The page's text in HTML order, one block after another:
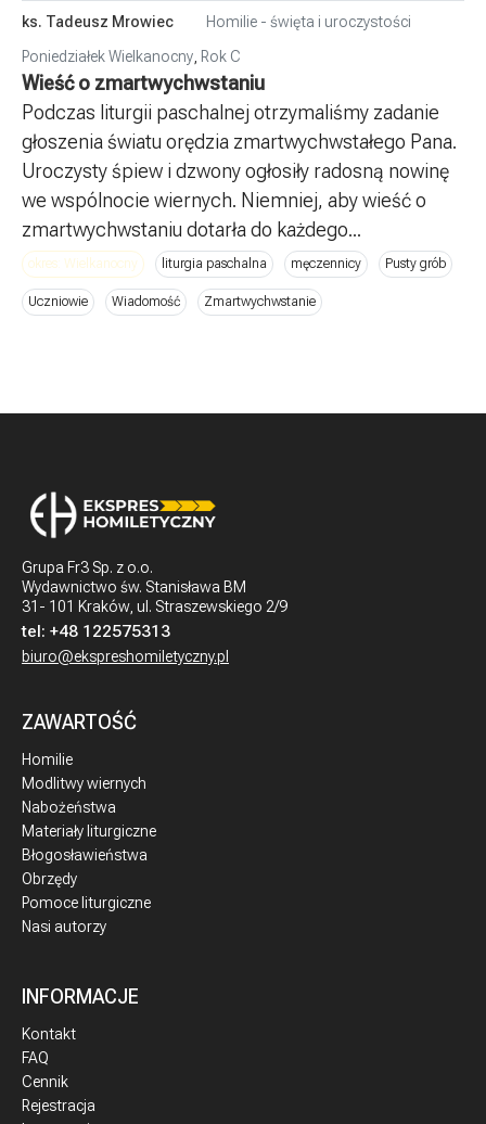
ks. Tadeusz Mrowiec
Homilie - święta i uroczystości
Poniedziałek Wielkanocny Rok C
Wieść o zmartwychwstaniu
Podczas liturgii paschalnej otrzymaliśmy zadanie
głoszenia światu orędzia zmartwychwstałego Pana.
Uroczysty śpiew i dzwony ogłosiły radosną nowinę
we wspólnocie wiernych. Niemniej, aby wieść o
zmartwychwstaniu dotarła do każdego...
okres: Wielkanocny liturgia paschalna męczennicy Pusty grób
Uczniowie Wiadomość Zmartwychwstanie
Grupa Fr3 Sp. z o.o.
Wydawnictwo św. Stanisława BM
31- 101 Kraków, ul. Straszewskiego 2/9
tel: +48 122575313
biuro@ekspreshomiletyczny.pl
ZAWARTOŚĆ
Homilie
Modlitwy wiernych
Nabożeństwa
Materiały liturgiczne
Błogosławieństwa
Obrzędy
Pomoce liturgiczne
Nasi autorzy
INFORMACJE
Kontakt
FAQ
Cennik
Rejestracja